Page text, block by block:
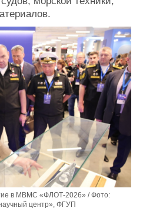
Флот
Галерея флота
Форум
Отзывы
Все службы
в МВМС «ФЛОТ-2026» / Фото:
центр», ФГУП